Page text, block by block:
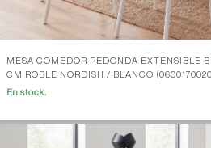
MESA COMEDOR REDONDA EXTENSIBLE
CM ROBLE NORDISH / BLANCO
En stock.